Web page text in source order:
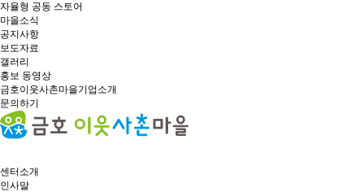
자율형 공동 스토어
마을소식
공지사항
보도자료
갤러리
홍보 동영상
금호이웃사촌마을기업소개
문의하기
센터소개
인사말